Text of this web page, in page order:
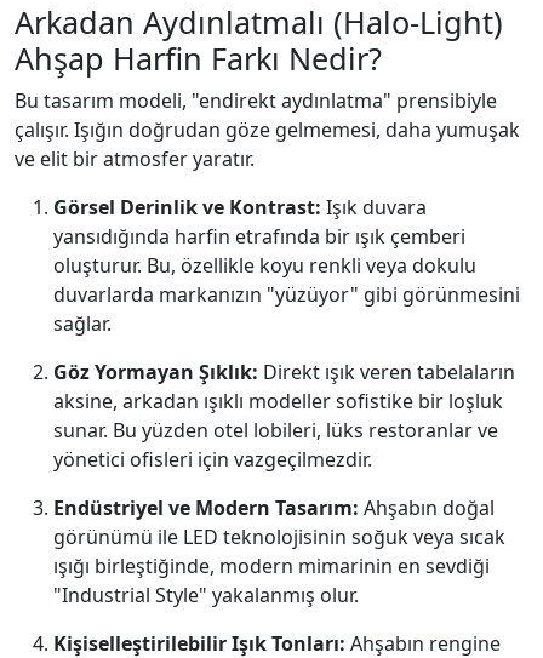
Arkadan Aydınlatmalı (Halo-Light)
Ahşap Harfin Farkı Nedir?
Bu tasarım modeli, "endirekt aydınlatma" prensibiyle
çalışır. Işığın doğrudan göze gelmemesi, daha yumuşak
ve elit bir atmosfer yaratır.
Görsel Derinlik ve Kontrast: Işık duvara
yansıdığında harfin etrafında bir ışık çemberi
oluşturur. Bu, özellikle koyu renkli veya dokulu
duvarlarda markanızın "yüzüyor" gibi görünmesini
sağlar.
Göz Yormayan Şıklık: Direkt ışık veren tabelaların
aksine, arkadan ışıklı modeller sofistike bir loşluk
sunar. Bu yüzden otel lobileri, lüks restoranlar ve
yönetici ofisleri için vazgeçilmezdir.
Endüstriyel ve Modern Tasarım: Ahşabın doğal
görünümü ile LED teknolojisinin soğuk veya sıcak
ışığı birleştiğinde, modern mimarinin en sevdiği
"Industrial Style" yakalanmış olur.
Kişiselleştirilebilir Işık Tonları: Ahşabın rengine